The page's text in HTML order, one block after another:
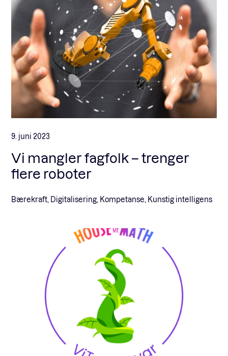
9. juni 2023
Vi mangler fagfolk – trenger
flere roboter
Bærekraft, Digitalisering, Kompetanse, Kunstig intelligens